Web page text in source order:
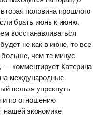
половина прошлого
брать июнь к июню.
восстанавливаться
не как в июне, то все
больше, чем те минус
— комментирует Катерина
международные
нельзя упрекнуть
по отношению
нашей экономике